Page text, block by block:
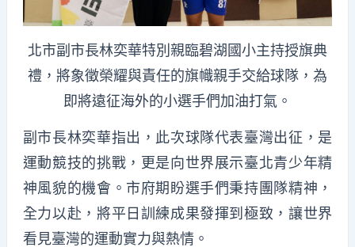
北市副市長林奕華特別親臨碧湖國小主持授旗典
禮，將象徵榮耀與責任的旗幟親手交給球隊，為
即將遠征海外的小選手們加油打氣。
副市長林奕華指出，此次球隊代表臺灣出征，是
運動競技的挑戰，更是向世界展示臺北青少年精
神風貌的機會。市府期盼選手們秉持團隊精神，
全力以赴，將平日訓練成果發揮到極致，讓世界
看見臺灣的運動實力與熱情。